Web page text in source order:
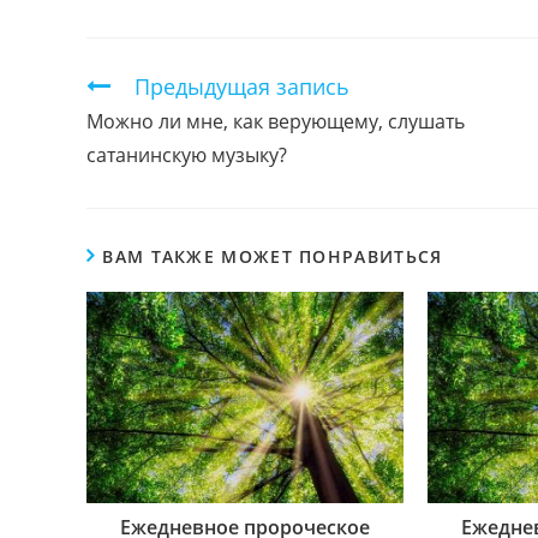
Продолжить
чтение
Предыдущая запись
Можно ли мне, как верующему, слушать
сатанинскую музыку?
ВАМ ТАКЖЕ МОЖЕТ ПОНРАВИТЬСЯ
Ежедневное пророческое